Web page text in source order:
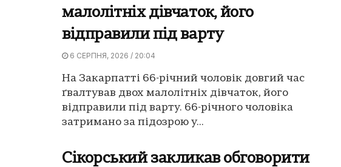
малолітніх дівчаток, його
відправили під варту
6 СЕРПНЯ, 2026 / 20:04
На Закарпатті 66-річний чоловік довгий час
ґвалтував двох малолітніх дівчаток, його
відправили під варту. 66-річного чоловіка
затримано за підозрою у...
Сікорський закликав обговорити